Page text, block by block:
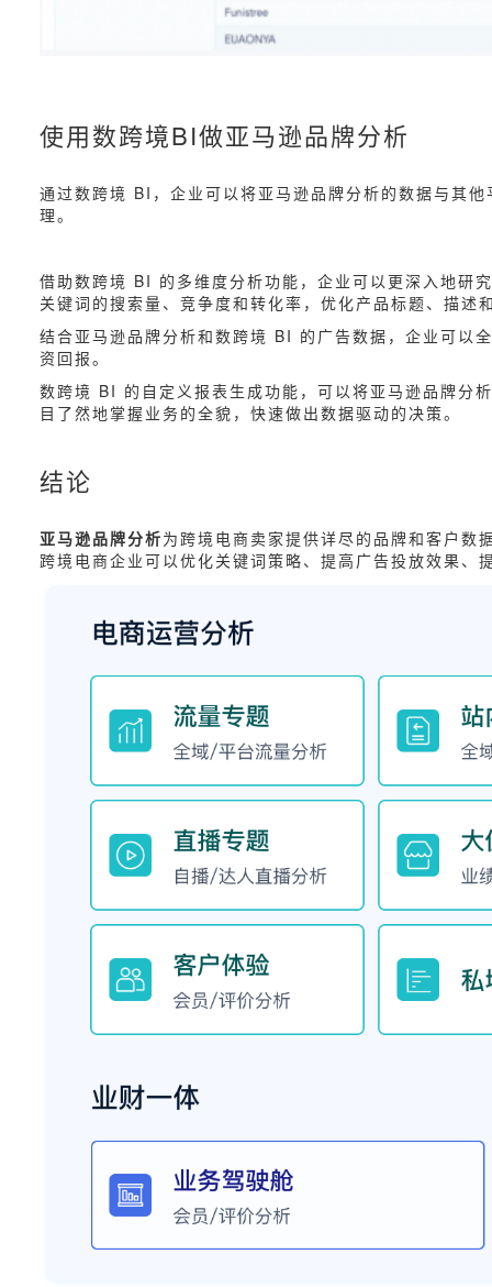
使用数跨境BI做亚马逊品牌分析
通过数跨境 BI，企业可以将亚马逊品牌分析的数据与其
理。
借助数跨境 BI 的多维度分析功能，企业可以更深入地研
关键词的搜索量、竞争度和转化率，优化产品标题、描述
结合亚马逊品牌分析和数跨境 BI 的广告数据，企业可以
资回报。
数跨境 BI 的自定义报表生成功能，可以将亚马逊品牌分
目了然地掌握业务的全貌，快速做出数据驱动的决策。
结论
亚马逊品牌分析为跨境电商卖家提供详尽的品牌和客户
跨境电商企业可以优化关键词策略、提高广告投放效果